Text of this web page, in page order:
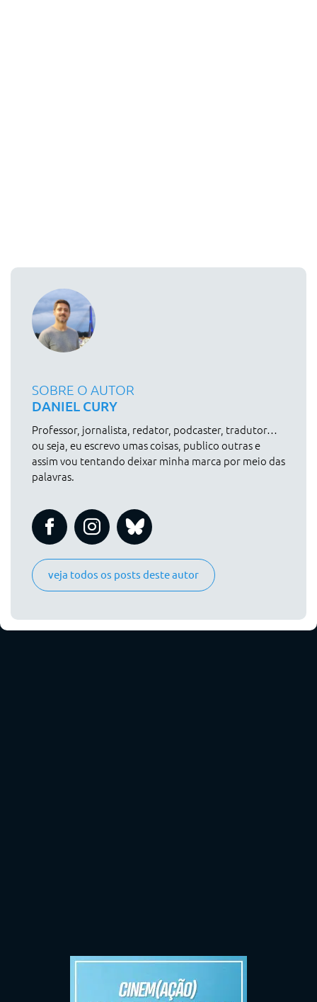
SOBRE O AUTOR
DANIEL CURY
Professor, jornalista, redator, podcaster, tradutor…
ou seja, eu escrevo umas coisas, publico outras e
assim vou tentando deixar minha marca por meio das
palavras.
veja todos os posts deste autor